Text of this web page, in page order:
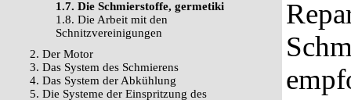
1.7. Die Schmierstoffe, germetiki
1.8. Die Arbeit mit den
Schnitzvereinigungen
2. Der Motor
3. Das System des Schmierens
4. Das System der Abkühlung
5. Die Systeme der Einspritzung des